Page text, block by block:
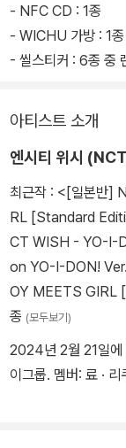
- NFC CD : 1종
- WICHU 가방 : 1종
- 씰스티커 : 6종 중
아티스트 소개
엔시티 위시
최근작 : <[일본반]
RL [Standard
CT WISH - YO-I-
on YO-I-DON!
OY MEETS GIRL
종 (모두보기)
2024년 2월 21일에
이그룹. 멤버: